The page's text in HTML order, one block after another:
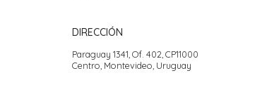
DIRECCIÓN
Paraguay 1341, Of. 402, CP11000
Centro, Montevideo, Uruguay